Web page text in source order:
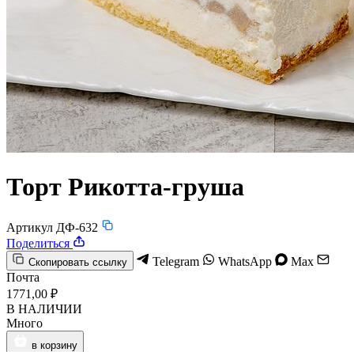
Торт Рикотта-груша
Артикул ДФ-632
Поделиться
Скопировать ссылку Telegram WhatsApp
Max
Почта
1771,00 ₽
В НАЛИЧИИ
Много
в корзину